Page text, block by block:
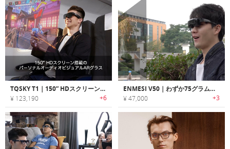
TQSKY T1｜150” HDスクリーン搭載のパーソナルオーディオビジュアルARグラス
¥ 123,190 +6
ENMESI V50｜わずか75グラムの超軽量設計で、最大210インチのディスプレイを表示可能なARグラス
¥ 47,000 +3